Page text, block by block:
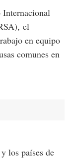
el
en equipo
comunes en
los países de